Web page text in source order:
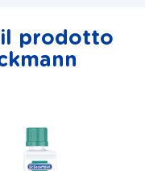
il prodotto